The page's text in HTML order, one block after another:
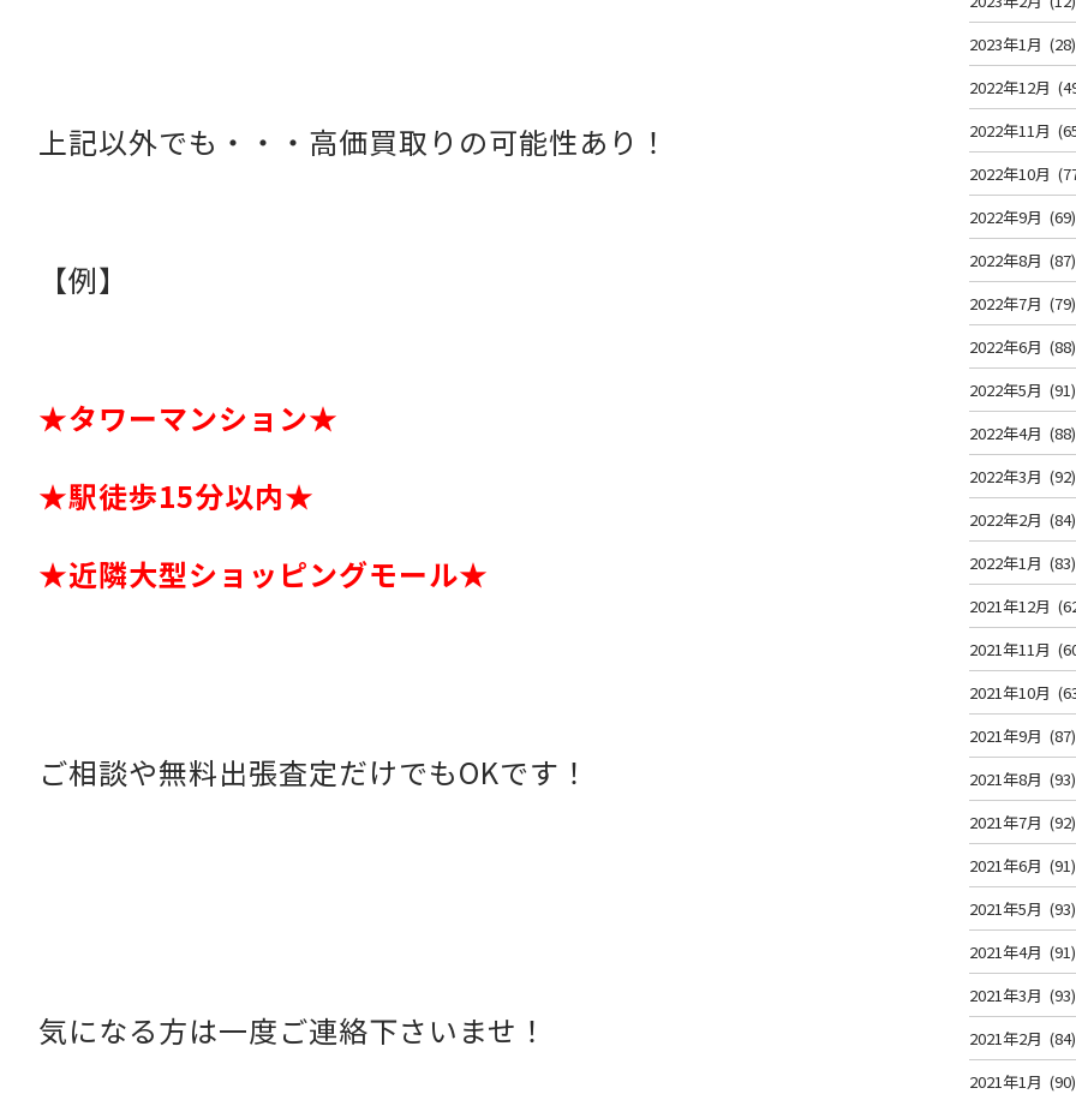
上記以外でも・・・高価買取りの可能性あり！
【例】
★タワーマンション★
★駅徒歩15分以内★
★近隣大型ショッピングモール★
ご相談や無料出張査定だけでもOKです！
気になる方は一度ご連絡下さいませ！
2023年1月 (28)
2022年12月
2022年11月
2022年10月
2022年9月 (69)
2022年8月 (87)
2022年7月 (79)
2022年6月 (88)
2022年5月 (91)
2022年4月 (88)
2022年3月 (92)
2022年2月 (84)
2022年1月 (83)
2021年12月
2021年11月
2021年10月
2021年9月 (87)
2021年8月 (93)
2021年7月 (92)
2021年6月 (91)
2021年5月 (93)
2021年4月 (91)
2021年3月 (93)
2021年2月 (84)
2021年1月 (90)